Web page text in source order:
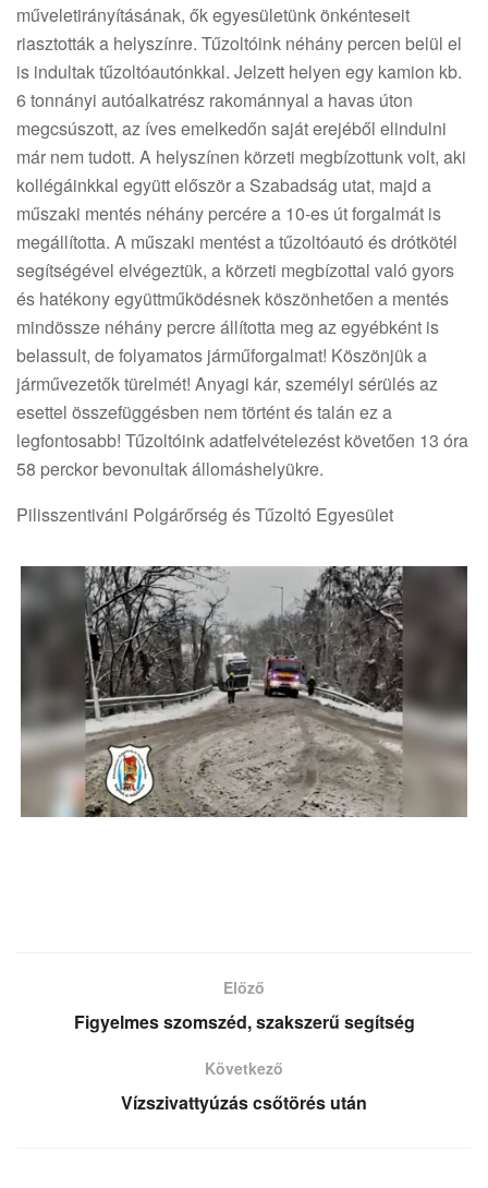
műveletirányításának, ők egyesületünk önkénteseit
riasztották a helyszínre. Tűzoltóink néhány percen belül el
is indultak tűzoltóautónkkal. Jelzett helyen egy kamion kb.
6 tonnányi autóalkatrész rakománnyal a havas úton
megcsúszott, az íves emelkedőn saját erejéből elindulni
már nem tudott. A helyszínen körzeti megbízottunk volt, aki
kollégáinkkal együtt először a Szabadság utat, majd a
műszaki mentés néhány percére a 10-es út forgalmát is
megállította. A műszaki mentést a tűzoltóautó és drótkötél
segítségével elvégeztük, a körzeti megbízottal való gyors
és hatékony együttműködésnek köszönhetően a mentés
mindössze néhány percre állította meg az egyébként is
belassult, de folyamatos járműforgalmat! Köszönjük a
járművezetők türelmét! Anyagi kár, személyi sérülés az
esettel összefüggésben nem történt és talán ez a
legfontosabb! Tűzoltóink adatfelvételezést követően 13 óra
58 perckor bevonultak állomáshelyükre.
Pilisszentiváni Polgárőrség és Tűzoltó Egyesület
Előző
Figyelmes szomszéd, szakszerű segítség
Következő
Vízszivattyúzás csőtörés után